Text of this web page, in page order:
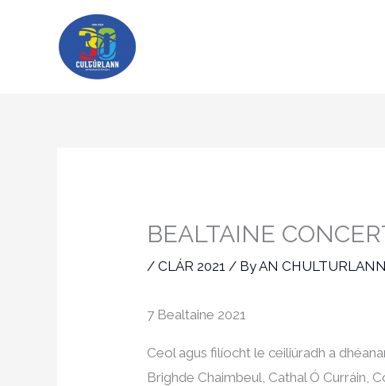
BEALTAINE
/CLÁR 2021 / ByAN CHULTURLANN
7 Bealtaine 2021
Ceol agus filíocht le ceiliúradh a
Brighde Chaimbeul, Cathal Ó Curráin,